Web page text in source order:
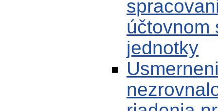
účtovnom
jednotky